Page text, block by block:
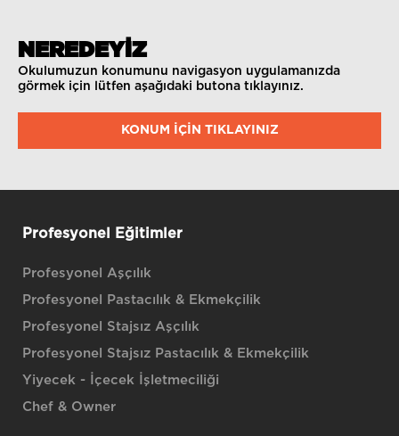
NEREDEYİZ
Okulumuzun konumunu navigasyon uygulamanızda
görmek için lütfen aşağıdaki butona tıklayınız.
KONUM IÇIN TIKLAYINIZ
Profesyonel Eğitimler
Profesyonel Aşçılık
Profesyonel Pastacılık & Ekmekçilik
Profesyonel Stajsız Aşçılık
Profesyonel Stajsız Pastacılık & Ekmekçilik
Yiyecek - İçecek İşletmeciliği
Chef & Owner